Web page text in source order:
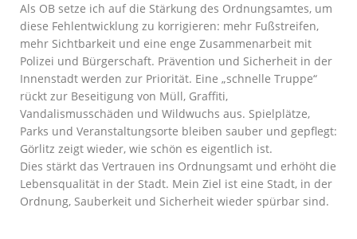
Als OB setze ich auf die Stärkung des Ordnungsamtes, um
diese Fehlentwicklung zu korrigieren: mehr Fußstreifen,
mehr Sichtbarkeit und eine enge Zusammenarbeit mit
Polizei und Bürgerschaft. Prävention und Sicherheit in der
Innenstadt werden zur Priorität. Eine „schnelle Truppe“
rückt zur Beseitigung von Müll, Graffiti,
Vandalismusschäden und Wildwuchs aus. Spielplätze,
Parks und Veranstaltungsorte bleiben sauber und gepflegt:
Görlitz zeigt wieder, wie schön es eigentlich ist.
Dies stärkt das Vertrauen ins Ordnungsamt und erhöht die
Lebensqualität in der Stadt. Mein Ziel ist eine Stadt, in der
Ordnung, Sauberkeit und Sicherheit wieder spürbar sind.